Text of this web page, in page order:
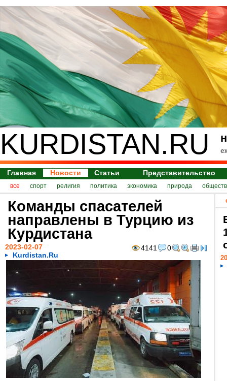
KURDISTAN.RU
Главная Новости Статьи Представительство
все спорт религия политика экономика природа
Команды спасателей
направлены в Турцию из
Курдистана
4141 0
2023-02-07
Kurdistan.Ru